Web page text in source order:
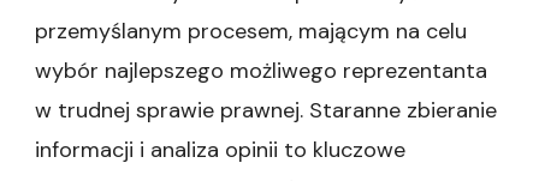
przemyślanym procesem, mającym na celu
wybór najlepszego możliwego reprezentanta
w trudnej sprawie prawnej. Staranne zbieranie
informacji i analiza opinii to kluczowe